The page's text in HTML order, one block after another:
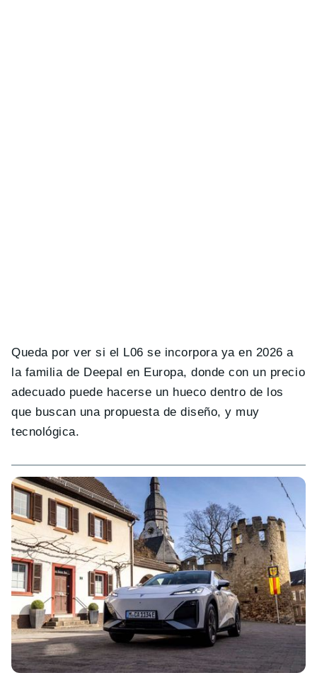
Queda por ver si el L06 se incorpora ya en 2026 a
la familia de Deepal en Europa, donde con un precio
adecuado puede hacerse un hueco dentro de los
que buscan una propuesta de diseño, y muy
tecnológica.